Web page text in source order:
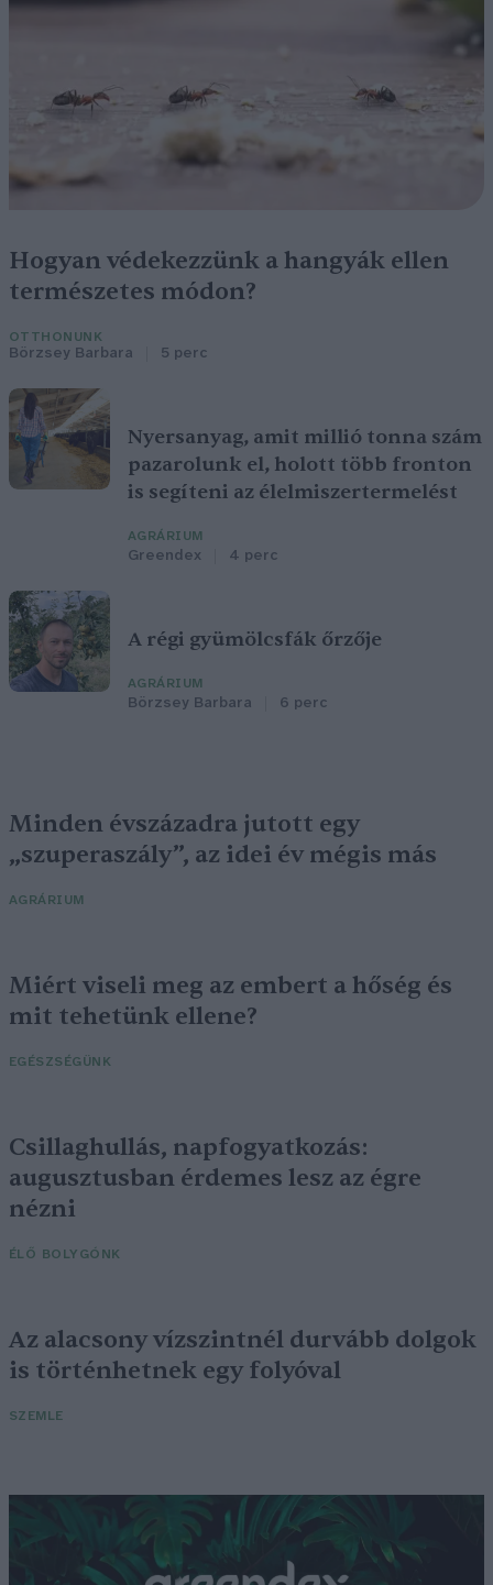
Hogyan védekezzünk a hangyák ellen
természetes módon?
OTTHONUNK
Börzsey Barbara 5 perc
Nyersanyag, amit millió tonna szám
pazarolunk el, holott több fronton
is segíteni az élelmiszertermelést
AGRÁRIUM
Greendex 4 perc
A régi gyümölcsfák őrzője
AGRÁRIUM
Börzsey Barbara 6 perc
Minden évszázadra jutott egy
„szuperaszály”, az idei év mégis más
AGRÁRIUM
Miért viseli meg az embert a hőség és
mit tehetünk ellene?
EGÉSZSÉGÜNK
Csillaghullás, napfogyatkozás:
augusztusban érdemes lesz az égre
nézni
ÉLŐ BOLYGÓNK
Az alacsony vízszintnél durvább dolgok
is történhetnek egy folyóval
SZEMLE